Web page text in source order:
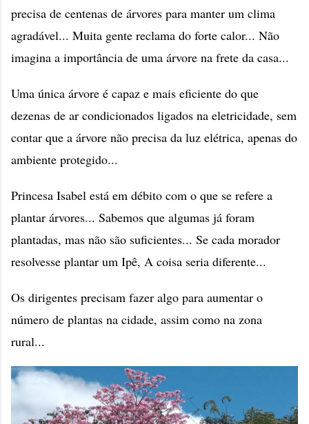
precisa de centenas de árvores para manter um clima
agradável... Muita gente reclama do forte calor... Não
imagina a importância de uma árvore na frete da casa...
Uma única árvore é capaz e mais eficiente do que
dezenas de ar condicionados ligados na eletricidade, sem
contar que a árvore não precisa da luz elétrica, apenas do
ambiente protegido...
Princesa Isabel está em débito com o que se refere a
plantar árvores... Sabemos que algumas já foram
plantadas, mas não são suficientes... Se cada morador
resolvesse plantar um Ipê, A coisa seria diferente...
Os dirigentes precisam fazer algo para aumentar o
número de plantas na cidade, assim como na zona
rural...